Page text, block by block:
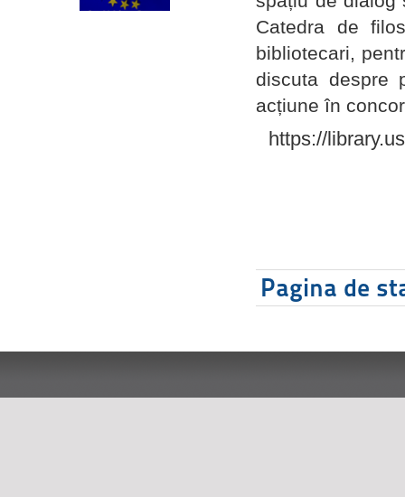
Catedra de
bibliotecari,
discuta despre
acțiune în
https://
Pagina de